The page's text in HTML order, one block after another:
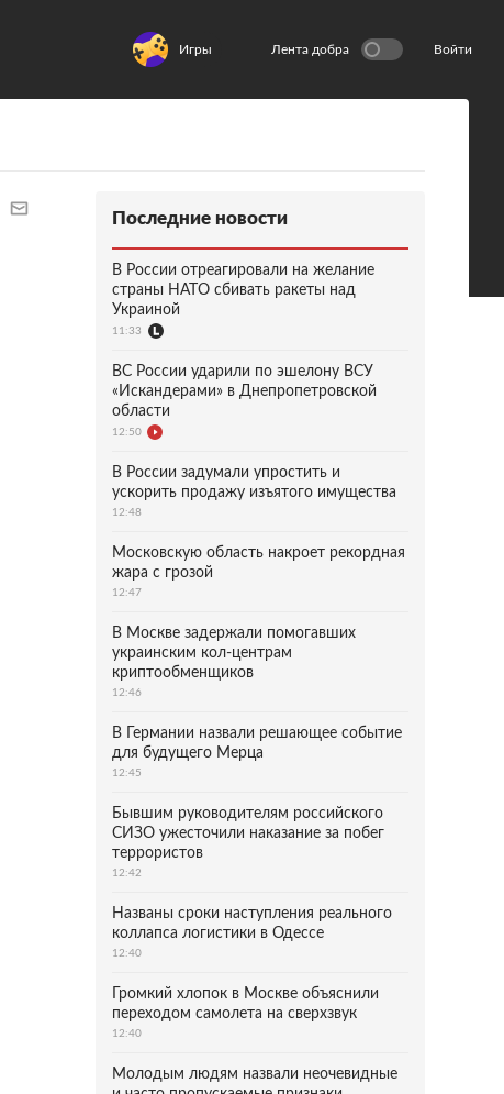
Игры Лента добра Войти
Последние новости
В России отреагировали на желание
страны НАТО сбивать ракеты над
Украиной
11:33
ВС России ударили по эшелону ВСУ
«Искандерами» в Днепропетровской
области
12:50
В России задумали упростить и
ускорить продажу изъятого имущества
12:48
Московскую область накроет рекордная
жара с грозой
12:47
В Москве задержали помогавших
украинским кол-центрам
криптообменщиков
12:46
В Германии назвали решающее событие
для будущего Мерца
12:45
Бывшим руководителям российского
СИЗО ужесточили наказание за побег
террористов
12:42
Названы сроки наступления реального
коллапса логистики в Одессе
12:40
Громкий хлопок в Москве объяснили
переходом самолета на сверхзвук
12:40
Молодым людям назвали неочевидные